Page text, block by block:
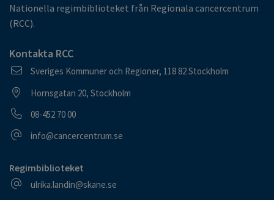
Nationella regimbiblioteket från Regionala cancercentrum
(RCC).
Kontakta RCC
Postadress
Sveriges Kommuner och Regioner, 118 82 Stockholm
Besöksadress
Hornsgatan 20, Stockholm
Telefonnummer
08-452 70 00
E-postadress
info@cancercentrum.se
Regimbiblioteket
E-postadress
ulrika.landin@skane.se